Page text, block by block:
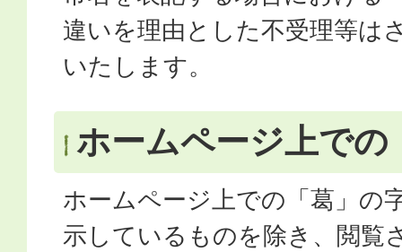
違いを理由とした不受理等は
いたします。
ホームページ上での
ホームページ上での「葛」の
示しているものを除き、閲覧